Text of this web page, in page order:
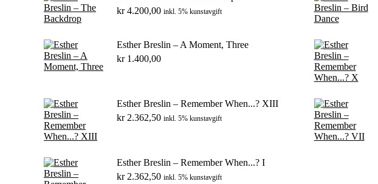
kr4.200,00 inkl. 5% kunstavgift
Esther Breslin – A Moment, Three
kr1.400,00
Esther Breslin – Remember When...? XIII
kr2.362,50 inkl. 5% kunstavgift
Esther Breslin – Remember When...? I
kr2.362,50 inkl. 5% kunstavgift